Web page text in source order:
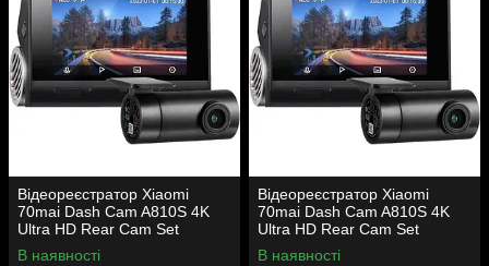
Відеореєстратор Xiaomi
70mai Dash Cam A810S 4K
Ultra HD Rear Cam Set
(гарантія 12 місяців)
В наявності
Відеореєстратор Xiaomi
70mai Dash Cam A810S 4K
Ultra HD Rear Cam Set
(гарантія 12 місяців)
В наявності